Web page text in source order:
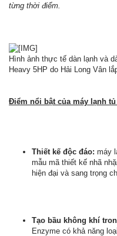
từng thời điểm.
Hình ảnh thực tế dàn lạnh và
Heavy 5HP do Hải Long Vân
Điểm nổi bật của máy lạnh
Thiết kế độc đáo: máy
mẫu mã thiết kế nhã
hiện đại và sang trọng
Tạo bầu không khí
Enzyme có khả năng